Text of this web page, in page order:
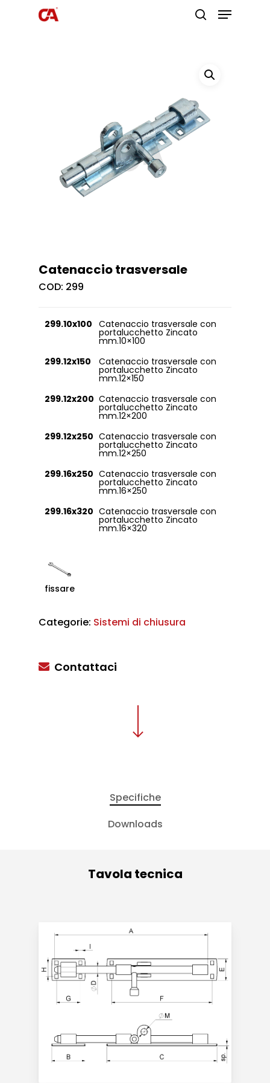
Catenaccio trasversale
COD: 299
299.10x100 Catenaccio trasversale con
portalucchetto Zincato
mm.10×100
299.12x150
Catenaccio trasversale con
portalucchetto Zincato
mm.12×150
299.12x200 Catenaccio trasversale con
portalucchetto Zincato
mm.12×200
299.12x250 Catenaccio trasversale con
portalucchetto Zincato
mm.12×250
299.16x250 Catenaccio trasversale con
portalucchetto Zincato
mm.16×250
299.16x320 Catenaccio trasversale con
portalucchetto Zincato
mm.16×320
fissare
Categorie: Sistemi di chiusura
Contattaci
Specifiche
Downloads
Tavola tecnica
Prodotti